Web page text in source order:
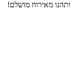
מאירוח מושלם!